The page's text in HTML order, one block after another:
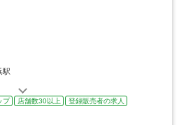
駅
プ 店舗数30以上
登録販売者の求人